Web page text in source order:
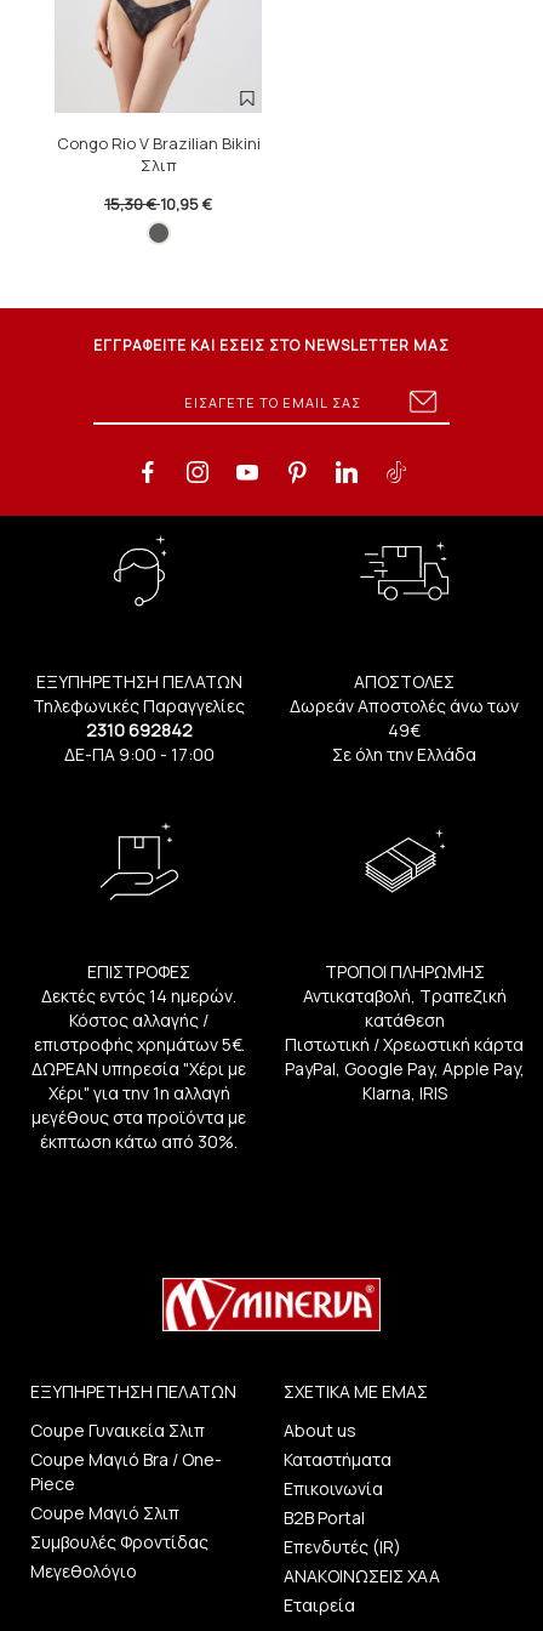
Congo Rio V Brazilian Bikini
Σλιπ
15,30 €10,95 €
ΕΓΓΡΑΦΕΙΤΕ ΚΑΙ ΕΣΕΙΣ ΣΤΟ NEWSLETTER ΜΑΣ
ΕΞΥΠΗΡΕΤΗΣΗ ΠΕΛΑΤΩΝ
Τηλεφωνικές Παραγγελίες
2310 692842
ΔΕ-ΠΑ 9:00 - 17:00
ΑΠΟΣΤΟΛΕΣ
Δωρεάν Αποστολές άνω των
49€
Σε όλη την Ελλάδα
ΕΠΙΣΤΡΟΦΕΣ
Δεκτές εντός 14 ημερών.
Κόστος αλλαγής /
επιστροφής χρημάτων 5€.
ΔΩΡΕΑΝ υπηρεσία "Χέρι με
Χέρι" για την 1η αλλαγή
μεγέθους στα προϊόντα με
έκπτωση κάτω από 30%.
ΤΡΟΠΟΙ ΠΛΗΡΩΜΗΣ
Αντικαταβολή, Τραπεζική
κατάθεση
Πιστωτική / Χρεωστική κάρτα
PayPal, Google Pay, Apple Pay,
Klarna, IRIS
ΕΞΥΠΗΡΕΤΗΣΗ ΠΕΛΑΤΩΝ
Coupe Γυναικεία Σλιπ
Coupe Μαγιό Bra / One-
Piece
Coupe Μαγιό Σλιπ
Συμβουλές Φροντίδας
Μεγεθολόγιο
ΣΧΕΤΙΚΑ ΜΕ ΕΜΑΣ
About us
Καταστήματα
Επικοινωνία
B2B Portal
Επενδυτές (IR)
ΑΝΑΚΟΙΝΩΣΕΙΣ ΧΑΑ
Εταιρεία